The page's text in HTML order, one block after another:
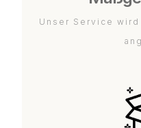
Unser Service